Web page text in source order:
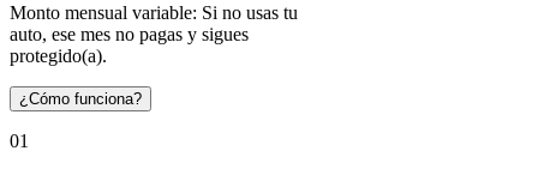
Monto mensual variable: Si no usas tu
auto, ese mes no pagas y sigues
protegido(a).
¿Cómo funciona?
01